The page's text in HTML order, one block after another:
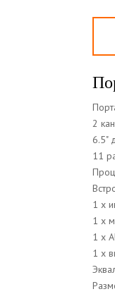
2
6.5"
11
1 x
1 x
1 x
1 x